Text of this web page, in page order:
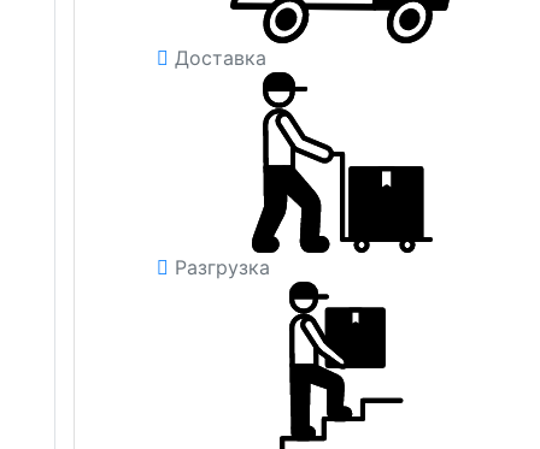
Доставка
Разгрузка